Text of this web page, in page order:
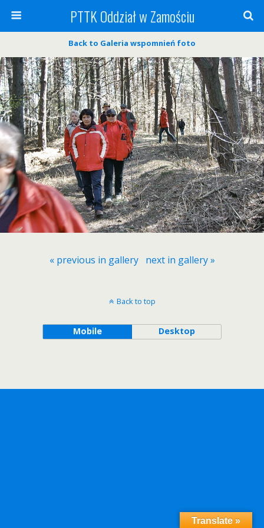
PTTK Oddział w Zamościu
Back to Galeria wspomnień foto
« previous in gallery next in gallery »
Back to top
Mobile Desktop
Translate »